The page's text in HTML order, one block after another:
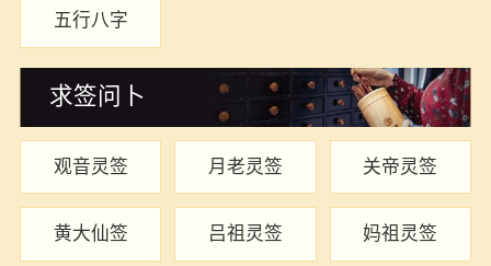
五行八字
求签问卜
观音灵签 月老灵签 关帝灵签
黄大仙签 吕祖灵签 妈祖灵签